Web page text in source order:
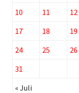
10
11 12
17
18 19
24
25 26
31
« Juli